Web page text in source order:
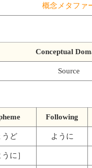
概念メタファ
Conceptual
Source
Following
うど ように
に］